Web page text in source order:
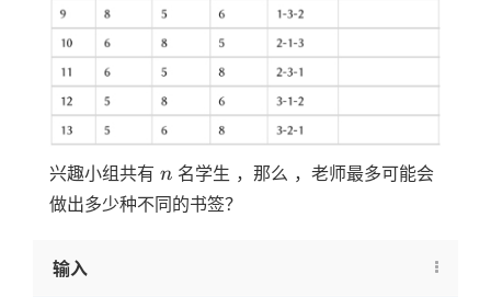
兴趣小组共有 n
n 名学生 ，那么 ，老师最多可能会
做出多少种不同的书签？
输入